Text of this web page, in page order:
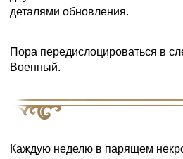
деталями обновления.
Пора передислоцироваться в
Военный.
Каждую неделю в парящем